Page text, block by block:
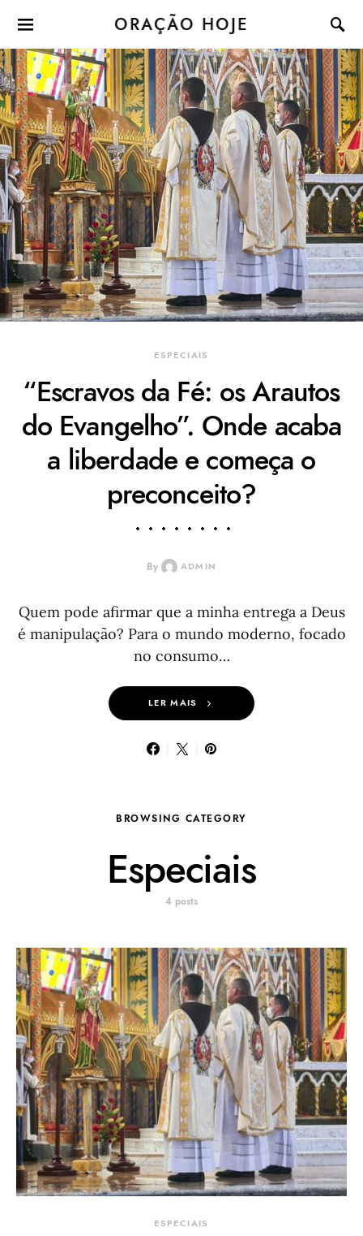
ORAÇÃO HOJE
ESPECIAIS
“Escravos da Fé: os Arautos
do Evangelho”. Onde acaba
a liberdade e começa o
preconceito?
By ADMIN
Quem pode afirmar que a minha entrega a Deus
é manipulação? Para o mundo moderno, focado
no consumo…
LER MAIS
BROWSING CATEGORY
Especiais
4 posts
ESPECIAIS